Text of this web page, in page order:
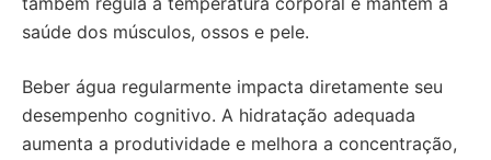
saúde dos músculos, ossos e pele.
Beber água regularmente impacta diretamente seu
desempenho cognitivo. A hidratação adequada
aumenta a produtividade e melhora a concentração,